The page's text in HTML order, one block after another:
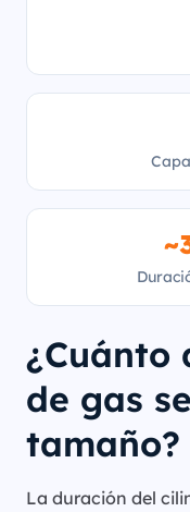
¿Cuánto
de gas
tamaño?
La duración del